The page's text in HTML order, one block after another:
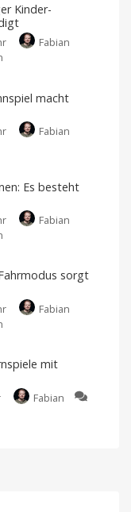
Kinder-
Fabian
Günstiger
Lautsprecher
Deutschland
bekannt
macht
Fabian
Es besteht
Fabian
aus
Steinen:
Fanprojekt
Rennen
sorgt
Fabian
Neuer
sorgt
mit
Fabian